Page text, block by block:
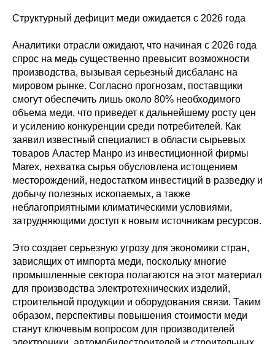
Структурный дефицит меди ожидается с 2026 года
Аналитики отрасли ожидают, что начиная с 2026 года
спрос на медь существенно превысит возможности
производства, вызывая серьезный дисбаланс на
мировом рынке. Согласно прогнозам, поставщики
смогут обеспечить лишь около 80% необходимого
объема меди, что приведет к дальнейшему росту цен
и усилению конкуренции среди потребителей. Как
заявил известный специалист в области сырьевых
товаров Аластер Манро из инвестиционной фирмы
Marex, нехватка сырья обусловлена истощением
месторождений, недостатком инвестиций в разведку и
добычу полезных ископаемых, а также
неблагоприятными климатическими условиями,
затрудняющими доступ к новым источникам ресурсов.
Это создает серьезную угрозу для экономики стран,
зависящих от импорта меди, поскольку многие
промышленные сектора полагаются на этот материал
для производства электротехнических изделий,
строительной продукции и оборудования связи. Таким
образом, перспективы повышения стоимости меди
станут ключевым вопросом для производителей